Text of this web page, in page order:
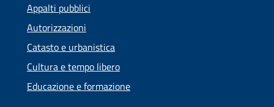
Appalti pubblici
Autorizzazioni
Catasto e urbanistica
Cultura e tempo libero
Educazione e formazione